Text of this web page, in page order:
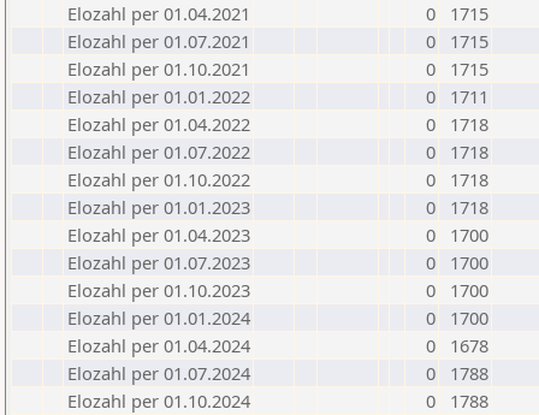
Elozahl per 01.04.2021
0
1715
Elozahl per 01.07.2021
0
1715
Elozahl per 01.10.2021
0
1715
Elozahl per 01.01.2022
0
1711
Elozahl per 01.04.2022
0
1718
Elozahl per 01.07.2022
0
1718
Elozahl per 01.10.2022
0
1718
Elozahl per 01.01.2023
0
1718
Elozahl per 01.04.2023
0
1700
Elozahl per 01.07.2023
0
1700
Elozahl per 01.10.2023
0
1700
Elozahl per 01.01.2024
0
1700
Elozahl per 01.04.2024
0
1678
Elozahl per 01.07.2024
0
1788
Elozahl per 01.10.2024
0
1788